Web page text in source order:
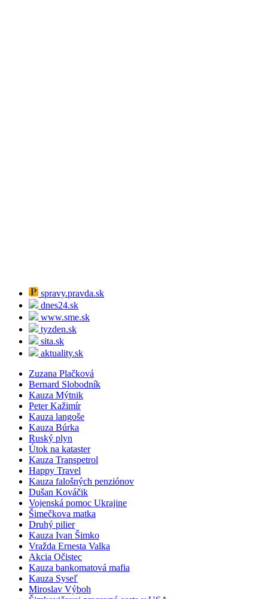
spravy.pravda.sk
dnes24.sk
www.sme.sk
tyzden.sk
sita.sk
aktuality.sk
Zuzana Plačková
Bernard Slobodník
Kauza Mýtnik
Peter Kažimír
Kauza langoše
Kauza Búrka
Ruský plyn
Útok na kataster
Kauza Transpetrol
Happy Travel
Kauza falošných penziónov
Dušan Kováčik
Vojenská pomoc Ukrajine
Šimečkova matka
Druhý pilier
Kauza Ivan Šimko
Vražda Ernesta Valka
Akcia Očistec
Kauza bankomatová mafia
Kauza Syseľ
Miroslav Výboh